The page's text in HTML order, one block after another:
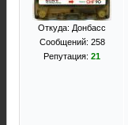
Откуда: Донбасс
Сообщений: 258
Репутация: 21